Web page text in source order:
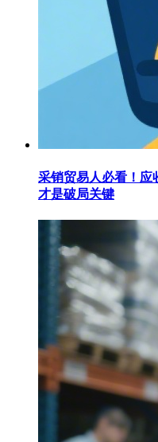
采销贸易人必看！应
才是破局关键